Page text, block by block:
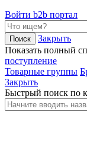
Войти b2b портал
Закрыть
Показать полный
поступление
Товарные группы
Закрыть
Быстрый поиск по